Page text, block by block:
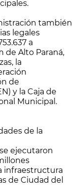
también
legales
a
de Alto Paraná,
la
de
y la Caja de
Municipal.
de la
ejecutaron
infraestructura
de Ciudad del